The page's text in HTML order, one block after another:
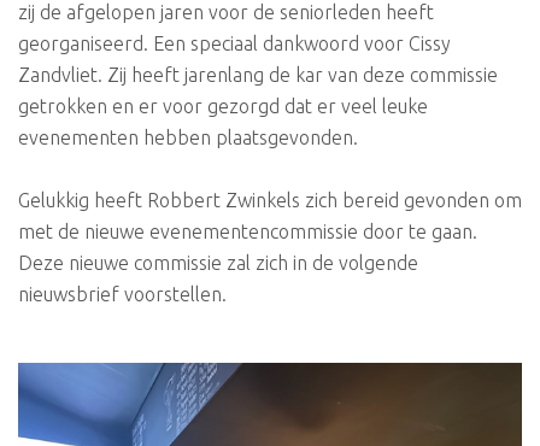
zij de afgelopen jaren voor de seniorleden heeft
georganiseerd. Een speciaal dankwoord voor Cissy
Zandvliet. Zij heeft jarenlang de kar van deze commissie
getrokken en er voor gezorgd dat er veel leuke
evenementen hebben plaatsgevonden.
Gelukkig heeft Robbert Zwinkels zich bereid gevonden om
met de nieuwe evenementencommissie door te gaan.
Deze nieuwe commissie zal zich in de volgende
nieuwsbrief voorstellen.